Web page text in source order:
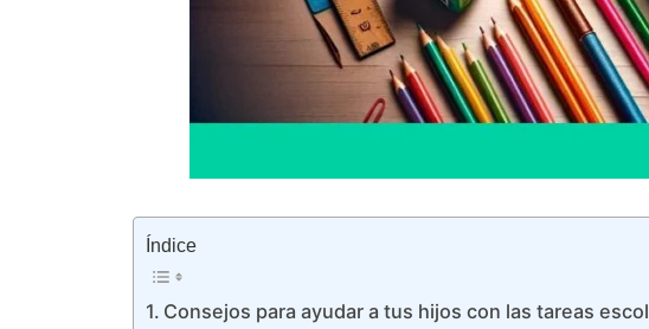
Índice
Consejos para ayudar a tus hijos con las tareas